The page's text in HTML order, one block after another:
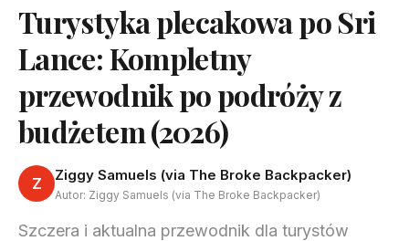
Turystyka plecakowa po Sri
Lance: Kompletny
przewodnik po podróży z
budżetem (2026)
Z Ziggy Samuels (via The Broke Backpacker)
Autor: Ziggy Samuels (via The Broke Backpacker)
Szczera i aktualna przewodnik dla turystów